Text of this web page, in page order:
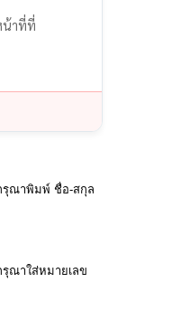
น้าที่ที่
รุณาพิมพ์ ชื่อ-สกุล
รุณาใส่หมายเลข